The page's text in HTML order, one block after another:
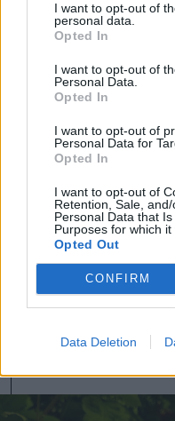
I want to opt-out of
personal data.
Opted In
I want to opt-out of
Personal Data.
Opted In
I want to opt-out of
Personal Data for
Opted In
I want to opt-out of
Retention, Sale,
Personal Data that
Purposes for which it
Opted Out
CONFIRM
Data Deletion
kosárba,
felhasználni.
Tavaszi cikkben
vadmálna
felhasználás
Teájának
vadszeder
lehet bővebben